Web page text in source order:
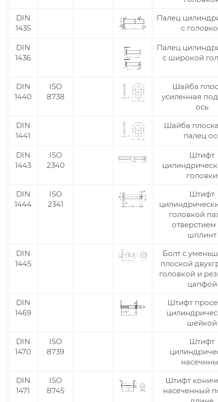
с
DIN
1435
Палец
с
DIN
Палец
DIN
ISO
Шайба
усиленная
ось
DIN
1441
Шайба
палец
DIN
ISO
Штифт
головки
DIN
ISO
Штифт
головкой
шплинт
DIN
Болт с
плоской
головкой и
цапфой
DIN
Штифт
шейкой
DIN
ISO
Штифт
DIN
ISO Штифт